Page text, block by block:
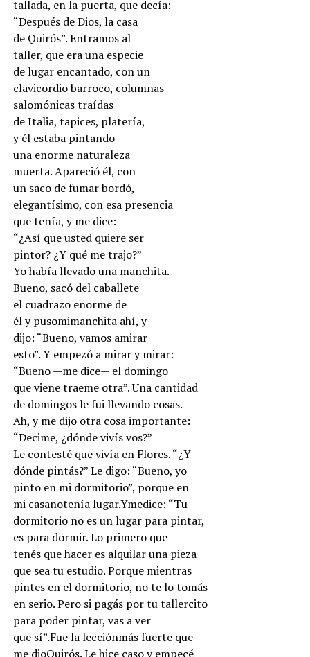
tallada, en la puerta, que decía:
“Después de Dios, la casa
de Quirós”. Entramos al
taller, que era una especie
de lugar encantado, con un
clavicordio barroco, columnas
salomónicas traídas
de Italia, tapices, platería,
y él estaba pintando
una enorme naturaleza
muerta. Apareció él, con
un saco de fumar bordó,
elegantísimo, con esa presencia
que tenía, y me dice:
“¿Así que usted quiere ser
pintor? ¿Y qué me trajo?”
Yo había llevado una manchita.
Bueno, sacó del caballete
el cuadrazo enorme de
él y pusomimanchita ahí, y
dijo: “Bueno, vamos amirar
esto”. Y empezó a mirar y mirar:
“Bueno —me dice— el domingo
que viene traeme otra”. Una cantidad
de domingos le fui llevando cosas.
Ah, y me dijo otra cosa importante:
“Decime, ¿dónde vivís vos?”
Le contesté que vivía en Flores. “¿Y
dónde pintás?” Le digo: “Bueno, yo
pinto en mi dormitorio”, porque en
mi casanotenía lugar.Ymedice: “Tu
dormitorio no es un lugar para pintar,
es para dormir. Lo primero que
tenés que hacer es alquilar una pieza
que sea tu estudio. Porque mientras
pintes en el dormitorio, no te lo tomás
en serio. Pero si pagás por tu tallercito
para poder pintar, vas a ver
que sí”.Fue la lecciónmás fuerte que
me dioQuirós. Le hice caso y empecé